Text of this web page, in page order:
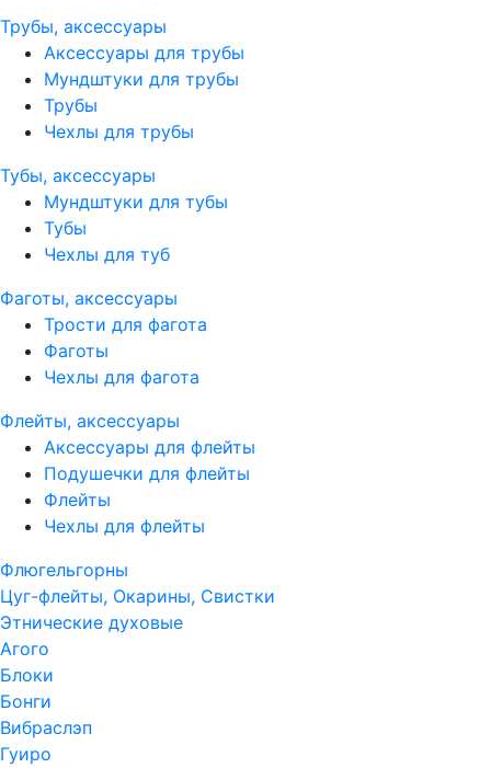
Трубы, аксессуары
Аксессуары для трубы
Мундштуки для трубы
Трубы
Чехлы для трубы
Тубы, аксессуары
Мундштуки для тубы
Тубы
Чехлы для туб
Фаготы, аксессуары
Трости для фагота
Фаготы
Чехлы для фагота
Флейты, аксессуары
Аксессуары для флейты
Подушечки для флейты
Флейты
Чехлы для флейты
Флюгельгорны
Цуг-флейты, Окарины, Свистки
Этнические духовые
Агого
Блоки
Бонги
Вибраслэп
Гуиро